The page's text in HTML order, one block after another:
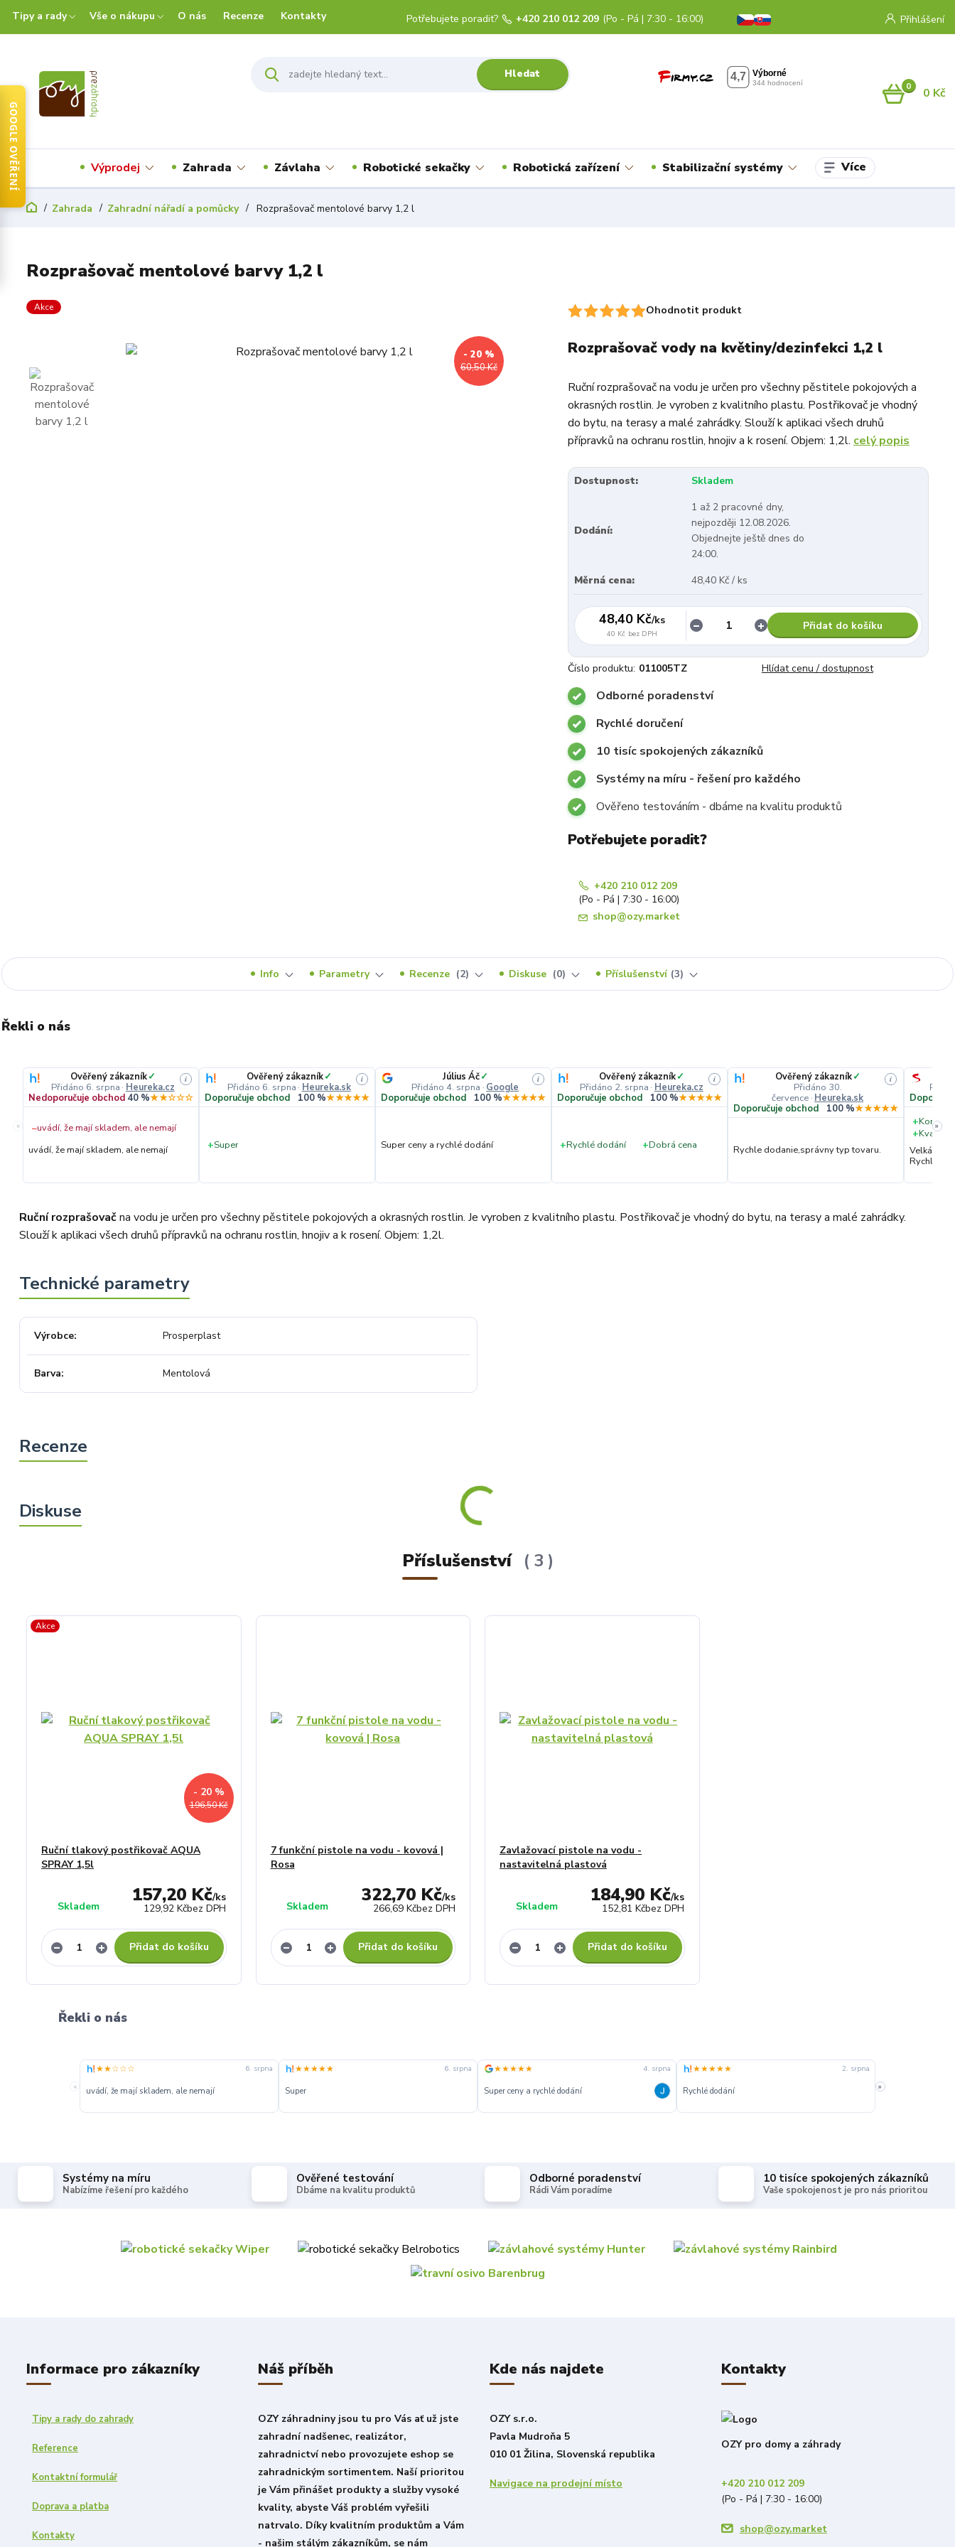
Tipy a rady Vše o nákupu O nás Recenze Kontakty Přihlášení
Hledat
Potřebujete poradit? +420 210 012 209 (Po - Pá | 7:30 - 16:00)
0 0 Kč
Výprodej Zahrada Závlaha Robotické sekačky Robotická zařízení Stabilizační systémy Více
Zahrada Zahradní nářadí a pomůcky Rozprašovač mentolové barvy 1,2 l
Rozprašovač mentolové barvy 1,2 l
Akce
60,50 Kč
- 20 %
Ohodnotit produkt
Rozprašovač vody na květiny/dezinfekci 1,2 l
Ruční rozprašovač na vodu je určen pro všechny pěstitele pokojových a
okrasných rostlin. Je vyroben z kvalitního plastu. Postřikovač je vhodný
do bytu, na terasy a malé zahrádky. Slouží k aplikaci všech druhů
přípravků na ochranu rostlin, hnojiv a k rosení. Objem: 1,2l. celý popis
Dostupnost: Skladem
Dodání:
1 až 2 pracovné dny,
nejpozději 12.08.2026.
Objednejte ještě dnes do
24:00.
Měrná cena:
48,40 Kč / ks
48,40 Kč/ks
40 Kč bez DPH
Přidat do košíku
Číslo produktu: 011005TZ Hlídat cenu / dostupnost
Odborné poradenství
Rychlé doručení
10 tisíc spokojených zákazníků
Systémy na míru - řešení pro každého
Ověřeno testováním - dbáme na kvalitu produktů
Potřebujete poradit?
+420 210 012 209
(Po - Pá | 7:30 - 16:00)
shop@ozy.market
Info Parametry Recenze 2 Diskuse 0 Příslušenství 3
Řekli o nás
«
Ověřený zákazník✓
Přidáno 6. srpna · Heureka.cz
i
Nedoporučuje obchod 40 %★★☆☆☆
−uvádí, že mají skladem, ale nemají
uvádí, že mají skladem, ale nemají
Ověřený zákazník✓
Přidáno 6. srpna · Heureka.sk
i
Doporučuje obchod 100 %★★★★★
+Super
Július Áč✓
Přidáno 4. srpna · Google
i
Doporučuje obchod 100 %★★★★★
Super ceny a rychlé dodání
Ověřený zákazník✓
Přidáno 2. srpna · Heureka.cz
i
Doporučuje obchod 100 %★★★★★
+Rychlé dodání +Dobrá cena
Ověřený zákazník✓
Přidáno 30.
července · Heureka.sk
i
Doporučuje obchod 100 %★★★★★
Rychle dodanie,správny typ tovaru.
+
+Kvalita
Velká
Rychlé
»
Ruční rozprašovačna vodu je určen pro všechny pěstitele pokojových a okrasných rostlin. Je vyroben z kvalitního plastu. Postřikovač je vhodný do bytu, na terasy a malé zahrádky.
Slouží k aplikaci všech druhů přípravků na ochranu rostlin, hnojiv a k rosení. Objem: 1,2l.
Výrobce Prosperplast
Barva Mentolová
Příslušenství 3
Akce
196,50 Kč
- 20 %
Ruční tlakový postřikovač AQUA
SPRAY 1,5l
157,20 Kč/ks
129,92 Kčbez DPH
Skladem
Přidat do košíku
7 funkční pistole na vodu - kovová |
Rosa
322,70 Kč/ks
266,69 Kčbez DPH
Skladem
Přidat do košíku
Zavlažovací pistole na vodu -
nastavitelná plastová
184,90 Kč/ks
152,81 Kčbez DPH
Skladem
Přidat do košíku
Řekli o nás
«
★★☆☆☆ 6. srpna
uvádí, že mají skladem, ale nemají
★★★★★ 6. srpna
Super
★★★★★ 4. srpna
Super ceny a rychlé dodání
★★★★★ 2. srpna
Rychlé dodání
Rychle
»
Systémy na míru
Nabízíme řešení pro každého
Ověřené testování
Dbáme na kvalitu produktů
Odborné poradenství
Rádi Vám poradíme
10 tisíce spokojených zákazníků
Vaše spokojenost je pro nás prioritou
Informace pro zákazníky
Tipy a rady do zahrady
Reference
Kontaktní formulář
Doprava a platba
Kontakty
Náš příběh
OZY záhradniny jsou tu pro Vás ať už jste
zahradní nadšenec, realizátor,
zahradnictví nebo provozujete eshop se
zahradnickým sortimentem. Naší prioritou
je Vám přinášet produkty a služby vysoké
kvality, abyste Váš problém vyřešili
natrvalo. Díky kvalitním produktům a Vám
- našim stálým zákazníkům, se nám
Kde nás najdete
OZY s.r.o.
Pavla Mudroňa 5
010 01 Žilina, Slovenská republika
Navigace na prodejní místo
Kontakty
OZY pro domy a záhrady
+420 210 012 209
(Po - Pá | 7:30 - 16:00)
shop@ozy.market
GOOGLE OVĚŘENÍ